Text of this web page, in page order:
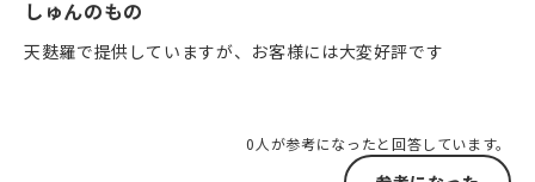
しゅんのもの
天麩羅で提供していますが、お客様には大変好評です
0人が参考になったと回答しています。